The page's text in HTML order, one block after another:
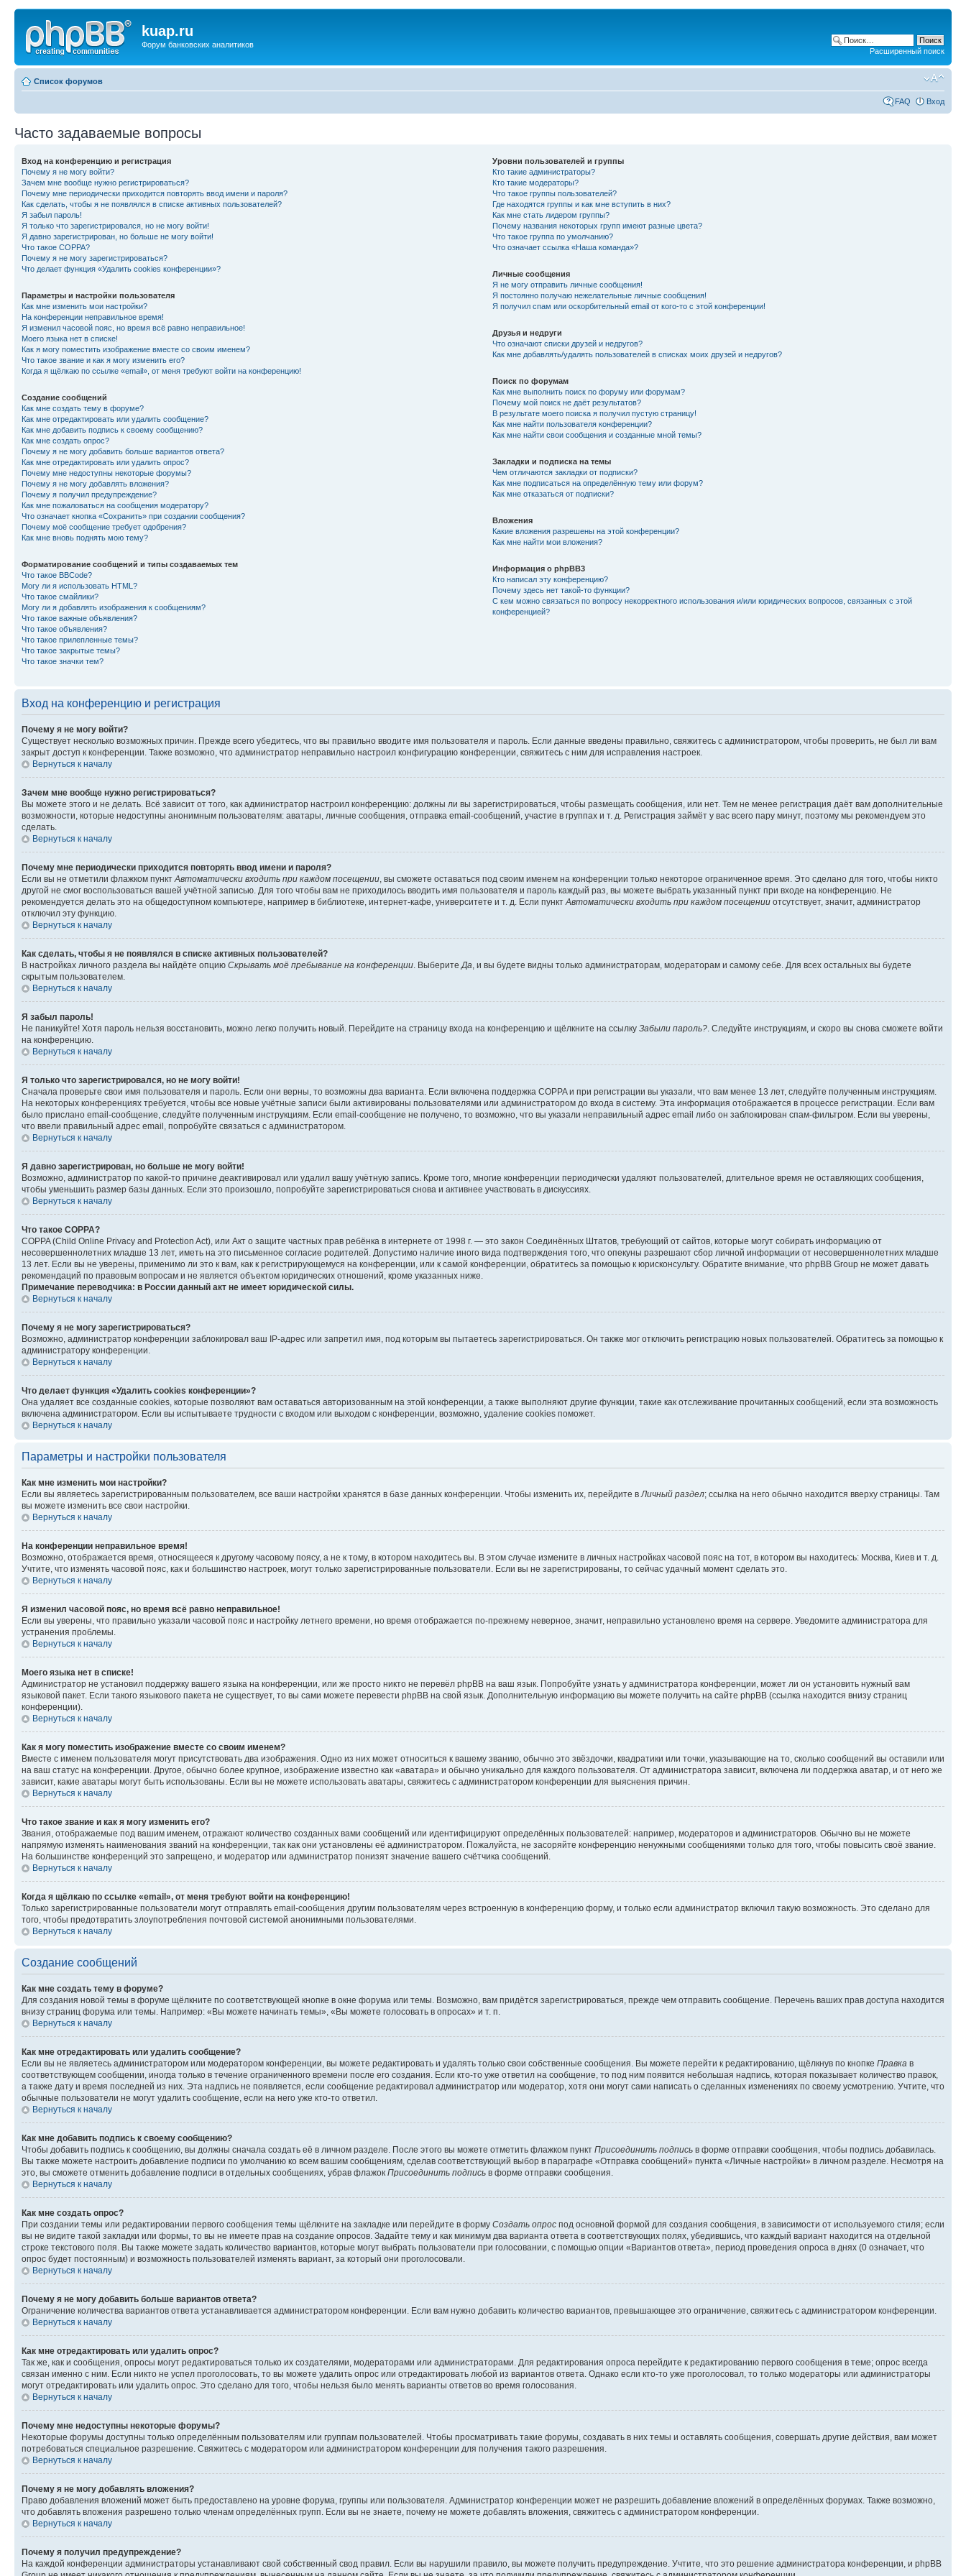
kuap.ru
Форум банковских аналитиков
Расширенный поиск
Список форумов
FAQ Вход
Часто задаваемые вопросы
Вход на конференцию и регистрация
Почему я не могу войти?
Зачем мне вообще нужно регистрироваться?
Почему мне периодически приходится повторять ввод имени и пароля?
Как сделать, чтобы я не появлялся в списке активных пользователей?
Я забыл пароль!
Я только что зарегистрировался, но не могу войти!
Я давно зарегистрирован, но больше не могу войти!
Что такое COPPA?
Почему я не могу зарегистрироваться?
Что делает функция «Удалить cookies конференции»?
Параметры и настройки пользователя
Как мне изменить мои настройки?
На конференции неправильное время!
Я изменил часовой пояс, но время всё равно неправильное!
Моего языка нет в списке!
Как я могу поместить изображение вместе со своим именем?
Что такое звание и как я могу изменить его?
Когда я щёлкаю по ссылке «email», от меня требуют войти на конференцию!
Создание сообщений
Как мне создать тему в форуме?
Как мне отредактировать или удалить сообщение?
Как мне добавить подпись к своему сообщению?
Как мне создать опрос?
Почему я не могу добавить больше вариантов ответа?
Как мне отредактировать или удалить опрос?
Почему мне недоступны некоторые форумы?
Почему я не могу добавлять вложения?
Почему я получил предупреждение?
Как мне пожаловаться на сообщения модератору?
Что означает кнопка «Сохранить» при создании сообщения?
Почему моё сообщение требует одобрения?
Как мне вновь поднять мою тему?
Форматирование сообщений и типы создаваемых тем
Что такое BBCode?
Могу ли я использовать HTML?
Что такое смайлики?
Могу ли я добавлять изображения к сообщениям?
Что такое важные объявления?
Что такое объявления?
Что такое прилепленные темы?
Что такое закрытые темы?
Что такое значки тем?
Уровни пользователей и группы
Кто такие администраторы?
Кто такие модераторы?
Что такое группы пользователей?
Где находятся группы и как мне вступить в них?
Как мне стать лидером группы?
Почему названия некоторых групп имеют разные цвета?
Что такое группа по умолчанию?
Что означает ссылка «Наша команда»?
Личные сообщения
Я не могу отправить личные сообщения!
Я постоянно получаю нежелательные личные сообщения!
Я получил спам или оскорбительный email от кого-то с этой конференции!
Друзья и недруги
Что означают списки друзей и недругов?
Как мне добавлять/удалять пользователей в списках моих друзей и недругов?
Поиск по форумам
Как мне выполнить поиск по форуму или форумам?
Почему мой поиск не даёт результатов?
В результате моего поиска я получил пустую страницу!
Как мне найти пользователя конференции?
Как мне найти свои сообщения и созданные мной темы?
Закладки и подписка на темы
Чем отличаются закладки от подписки?
Как мне подписаться на определённую тему или форум?
Как мне отказаться от подписки?
Вложения
Какие вложения разрешены на этой конференции?
Как мне найти мои вложения?
Информация о phpBB3
Кто написал эту конференцию?
Почему здесь нет такой-то функции?
С кем можно связаться по вопросу некорректного использования и/или юридических вопросов, связанных с этой
конференцией?
Вход на конференцию и регистрация
Почему я не могу войти?
Существует несколько возможных причин. Прежде всего убедитесь, что вы правильно вводите имя пользователя и пароль. Если данные введены правильно, свяжитесь с администратором, чтобы проверить, не был ли вам
закрыт доступ к конференции. Также возможно, что администратор неправильно настроил конфигурацию конференции, свяжитесь с ним для исправления настроек.
Вернуться к началу
Зачем мне вообще нужно регистрироваться?
Вы можете этого и не делать. Всё зависит от того, как администратор настроил конференцию: должны ли вы зарегистрироваться, чтобы размещать сообщения, или нет. Тем не менее регистрация даёт вам дополнительные
возможности, которые недоступны анонимным пользователям: аватары, личные сообщения, отправка email-сообщений, участие в группах и т. д. Регистрация займёт у вас всего пару минут, поэтому мы рекомендуем это
сделать.
Вернуться к началу
Почему мне периодически приходится повторять ввод имени и пароля?
Если вы не отметили флажком пункт Автоматически входить при каждом посещении , вы сможете оставаться под своим именем на конференции только некоторое ограниченное время. Это сделано для того, чтобы никто
другой не смог воспользоваться вашей учётной записью. Для того чтобы вам не приходилось вводить имя пользователя и пароль каждый раз, вы можете выбрать указанный пункт при входе на конференцию. Не
рекомендуется делать это на общедоступном компьютере, например в библиотеке, интернет-кафе, университете и т. д. Если пункт Автоматически входить при каждом посещении отсутствует, значит, администратор
отключил эту функцию.
Вернуться к началу
Как сделать, чтобы я не появлялся в списке активных пользователей?
В настройках личного раздела вы найдёте опцию Скрывать моё пребывание на конференции . Выберите Да , и вы будете видны только администраторам, модераторам и самому себе. Для всех остальных вы будете
скрытым пользователем.
Вернуться к началу
Я забыл пароль!
Не паникуйте! Хотя пароль нельзя восстановить, можно легко получить новый. Перейдите на страницу входа на конференцию и щёлкните на ссылку Забыли пароль? . Следуйте инструкциям, и скоро вы снова сможете войти
на конференцию.
Вернуться к началу
Я только что зарегистрировался, но не могу войти!
Сначала проверьте свои имя пользователя и пароль. Если они верны, то возможны два варианта. Если включена поддержка COPPA и при регистрации вы указали, что вам менее 13 лет, следуйте полученным инструкциям.
На некоторых конференциях требуется, чтобы все новые учётные записи были активированы пользователями или администратором до входа в систему. Эта информация отображается в процессе регистрации. Если вам
было прислано email-сообщение, следуйте полученным инструкциям. Если email-сообщение не получено, то возможно, что вы указали неправильный адрес email либо он заблокирован спам-фильтром. Если вы уверены,
что ввели правильный адрес email, попробуйте связаться с администратором.
Вернуться к началу
Я давно зарегистрирован, но больше не могу войти!
Возможно, администратор по какой-то причине деактивировал или удалил вашу учётную запись. Кроме того, многие конференции периодически удаляют пользователей, длительное время не оставляющих сообщения,
чтобы уменьшить размер базы данных. Если это произошло, попробуйте зарегистрироваться снова и активнее участвовать в дискуссиях.
Вернуться к началу
Что такое COPPA?
COPPA (Child Online Privacy and Protection Act), или Акт о защите частных прав ребёнка в интернете от 1998 г. — это закон Соединённых Штатов, требующий от сайтов, которые могут собирать информацию от
несовершеннолетних младше 13 лет, иметь на это письменное согласие родителей. Допустимо наличие иного вида подтверждения того, что опекуны разрешают сбор личной информации от несовершеннолетних младше
13 лет. Если вы не уверены, применимо ли это к вам, как к регистрирующемуся на конференции, или к самой конференции, обратитесь за помощью к юрисконсульту. Обратите внимание, что phpBB Group не может давать
рекомендаций по правовым вопросам и не является объектом юридических отношений, кроме указанных ниже.
Примечание переводчика: в России данный акт не имеет юридической силы.
Вернуться к началу
Почему я не могу зарегистрироваться?
Возможно, администратор конференции заблокировал ваш IP-адрес или запретил имя, под которым вы пытаетесь зарегистрироваться. Он также мог отключить регистрацию новых пользователей. Обратитесь за помощью к
администратору конференции.
Вернуться к началу
Что делает функция «Удалить cookies конференции»?
Она удаляет все созданные cookies, которые позволяют вам оставаться авторизованным на этой конференции, а также выполняют другие функции, такие как отслеживание прочитанных сообщений, если эта возможность
включена администратором. Если вы испытываете трудности с входом или выходом с конференции, возможно, удаление cookies поможет.
Вернуться к началу
Параметры и настройки пользователя
Как мне изменить мои настройки?
Если вы являетесь зарегистрированным пользователем, все ваши настройки хранятся в базе данных конференции. Чтобы изменить их, перейдите в Личный раздел; ссылка на него обычно находится вверху страницы. Там
вы можете изменить все свои настройки.
Вернуться к началу
На конференции неправильное время!
Возможно, отображается время, относящееся к другому часовому поясу, а не к тому, в котором находитесь вы. В этом случае измените в личных настройках часовой пояс на тот, в котором вы находитесь: Москва, Киев и т. д.
Учтите, что изменять часовой пояс, как и большинство настроек, могут только зарегистрированные пользователи. Если вы не зарегистрированы, то сейчас удачный момент сделать это.
Вернуться к началу
Я изменил часовой пояс, но время всё равно неправильное!
Если вы уверены, что правильно указали часовой пояс и настройку летнего времени, но время отображается по-прежнему неверное, значит, неправильно установлено время на сервере. Уведомите администратора для
устранения проблемы.
Вернуться к началу
Моего языка нет в списке!
Администратор не установил поддержку вашего языка на конференции, или же просто никто не перевёл phpBB на ваш язык. Попробуйте узнать у администратора конференции, может ли он установить нужный вам
языковой пакет. Если такого языкового пакета не существует, то вы сами можете перевести phpBB на свой язык. Дополнительную информацию вы можете получить на сайте phpBB (ссылка находится внизу страниц
конференции).
Вернуться к началу
Как я могу поместить изображение вместе со своим именем?
Вместе с именем пользователя могут присутствовать два изображения. Одно из них может относиться к вашему званию, обычно это звёздочки, квадратики или точки, указывающие на то, сколько сообщений вы оставили или
на ваш статус на конференции. Другое, обычно более крупное, изображение известно как «аватара» и обычно уникально для каждого пользователя. От администратора зависит, включена ли поддержка аватар, и от него же
зависит, какие аватары могут быть использованы. Если вы не можете использовать аватары, свяжитесь с администратором конференции для выяснения причин.
Вернуться к началу
Что такое звание и как я могу изменить его?
Звания, отображаемые под вашим именем, отражают количество созданных вами сообщений или идентифицируют определённых пользователей: например, модераторов и администраторов. Обычно вы не можете
напрямую изменять наименования званий на конференции, так как они установлены её администратором. Пожалуйста, не засоряйте конференцию ненужными сообщениями только для того, чтобы повысить своё звание.
На большинстве конференций это запрещено, и модератор или администратор понизят значение вашего счётчика сообщений.
Вернуться к началу
Когда я щёлкаю по ссылке «email», от меня требуют войти на конференцию!
Только зарегистрированные пользователи могут отправлять email-сообщения другим пользователям через встроенную в конференцию форму, и только если администратор включил такую возможность. Это сделано для
того, чтобы предотвратить злоупотребления почтовой системой анонимными пользователями.
Вернуться к началу
Создание сообщений
Как мне создать тему в форуме?
Для создания новой темы в форуме щёлкните по соответствующей кнопке в окне форума или темы. Возможно, вам придётся зарегистрироваться, прежде чем отправить сообщение. Перечень ваших прав доступа находится
внизу страниц форума или темы. Например: «Вы можете начинать темы», «Вы можете голосовать в опросах» и т. п.
Вернуться к началу
Как мне отредактировать или удалить сообщение?
Если вы не являетесь администратором или модератором конференции, вы можете редактировать и удалять только свои собственные сообщения. Вы можете перейти к редактированию, щёлкнув по кнопке Правка в
соответствующем сообщении, иногда только в течение ограниченного времени после его создания. Если кто-то уже ответил на сообщение, то под ним появится небольшая надпись, которая показывает количество правок,
а также дату и время последней из них. Эта надпись не появляется, если сообщение редактировал администратор или модератор, хотя они могут сами написать о сделанных изменениях по своему усмотрению. Учтите, что
обычные пользователи не могут удалить сообщение, если на него уже кто-то ответил.
Вернуться к началу
Как мне добавить подпись к своему сообщению?
Чтобы добавить подпись к сообщению, вы должны сначала создать её в личном разделе. После этого вы можете отметить флажком пункт Присоединить подпись в форме отправки сообщения, чтобы подпись добавилась.
Вы также можете настроить добавление подписи по умолчанию ко всем вашим сообщениям, сделав соответствующий выбор в параграфе «Отправка сообщений» пункта «Личные настройки» в личном разделе. Несмотря на
это, вы сможете отменить добавление подписи в отдельных сообщениях, убрав флажок Присоединить подпись в форме отправки сообщения.
Вернуться к началу
Как мне создать опрос?
При создании темы или редактировании первого сообщения темы щёлкните на закладке или перейдите в форму Создать опрос под основной формой для создания сообщения, в зависимости от используемого стиля; если
вы не видите такой закладки или формы, то вы не имеете прав на создание опросов. Задайте тему и как минимум два варианта ответа в соответствующих полях, убедившись, что каждый вариант находится на отдельной
строке текстового поля. Вы также можете задать количество вариантов, которые могут выбрать пользователи при голосовании, с помощью опции «Вариантов ответа», период проведения опроса в днях (0 означает, что
опрос будет постоянным) и возможность пользователей изменять вариант, за который они проголосовали.
Вернуться к началу
Почему я не могу добавить больше вариантов ответа?
Ограничение количества вариантов ответа устанавливается администратором конференции. Если вам нужно добавить количество вариантов, превышающее это ограничение, свяжитесь с администратором конференции.
Вернуться к началу
Как мне отредактировать или удалить опрос?
Так же, как и сообщения, опросы могут редактироваться только их создателями, модераторами или администраторами. Для редактирования опроса перейдите к редактированию первого сообщения в теме; опрос всегда
связан именно с ним. Если никто не успел проголосовать, то вы можете удалить опрос или отредактировать любой из вариантов ответа. Однако если кто-то уже проголосовал, то только модераторы или администраторы
могут отредактировать или удалить опрос. Это сделано для того, чтобы нельзя было менять варианты ответов во время голосования.
Вернуться к началу
Почему мне недоступны некоторые форумы?
Некоторые форумы доступны только определённым пользователям или группам пользователей. Чтобы просматривать такие форумы, создавать в них темы и оставлять сообщения, совершать другие действия, вам может
потребоваться специальное разрешение. Свяжитесь с модератором или администратором конференции для получения такого разрешения.
Вернуться к началу
Почему я не могу добавлять вложения?
Право добавления вложений может быть предоставлено на уровне форума, группы или пользователя. Администратор конференции может не разрешить добавление вложений в определённых форумах. Также возможно,
что добавлять вложения разрешено только членам определённых групп. Если вы не знаете, почему не можете добавлять вложения, свяжитесь с администратором конференции.
Вернуться к началу
Почему я получил предупреждение?
На каждой конференции администраторы устанавливают свой собственный свод правил. Если вы нарушили правило, вы можете получить предупреждение. Учтите, что это решение администратора конференции, и phpBB